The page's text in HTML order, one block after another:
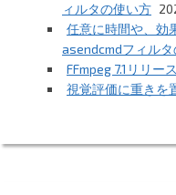
ィルタの使い方
任意に時間や、効
asendcmdフィル
FFmpeg 7.1リリース
視覚評価に重きを